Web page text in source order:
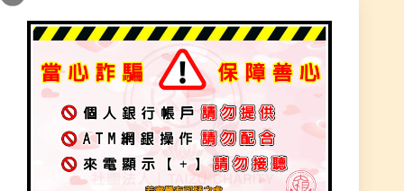
相信有思念、金錢、親情、人際、口、嫉妒、比
較、貪、面子、脾氣、態度，都是與因果、業障、
業習有關。
業習：如累世成為你的行為舉止
成為你的想法、為何每次決定到最後苦了自己，是
業造成的